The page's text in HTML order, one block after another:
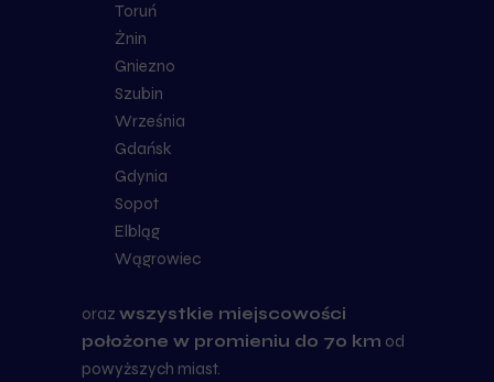
Toruń
Żnin
Gniezno
Szubin
Września
Gdańsk
Gdynia
Sopot
Elbląg
Wągrowiec
oraz wszystkie miejscowości
położone w promieniu do 70 km od
powyższych miast.